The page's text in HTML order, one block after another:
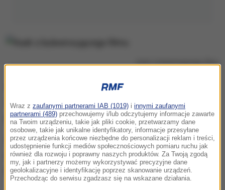
Kadr z bulwersującego filmu
Wszystko teraz zależy od tego, czy rodzice
uderzonej nastolatki złożą zawiadomienie o
popełnieniu przestępstwa.
Sprawą dwóch dziewczyn, które później pobiły
mężczyznę, zajmie się sąd rodzinny. Trzecia
nastolatka jest świadkiem w sprawie.
Wraz z zaufanymi partnerami IAB (1019) i innymi zaufanymi
partnerami (489) przechowujemy i/lub odczytujemy informacje zawarte
na Twoim urządzeniu, takie jak pliki cookie, przetwarzamy dane
osobowe, takie jak unikalne identyfikatory, informacje przesyłane
przez urządzenia końcowe niezbędne do personalizacji reklam i treści,
udostępnienie funkcji mediów społecznościowych pomiaru ruchu jak
również dla rozwoju i poprawny naszych produktów. Za Twoją zgodą
my, jak i partnerzy możemy wykorzystywać precyzyjne dane
geolokalizacyjne i identyfikację poprzez skanowanie urządzeń.
Przechodząc do serwisu zgadzasz się na wskazane działania.